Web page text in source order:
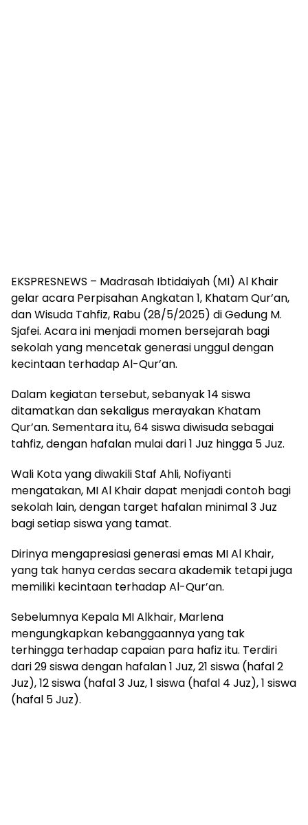
EKSPRESNEWS – Madrasah Ibtidaiyah (MI) Al Khair
gelar acara Perpisahan Angkatan 1, Khatam Qur’an,
dan Wisuda Tahfiz, Rabu (28/5/2025) di Gedung M.
Sjafei. Acara ini menjadi momen bersejarah bagi
sekolah yang mencetak generasi unggul dengan
kecintaan terhadap Al-Qur’an.
Dalam kegiatan tersebut, sebanyak 14 siswa
ditamatkan dan sekaligus merayakan Khatam
Qur’an. Sementara itu, 64 siswa diwisuda sebagai
tahfiz, dengan hafalan mulai dari 1 Juz hingga 5 Juz.
Wali Kota yang diwakili Staf Ahli, Nofiyanti
mengatakan, MI Al Khair dapat menjadi contoh bagi
sekolah lain, dengan target hafalan minimal 3 Juz
bagi setiap siswa yang tamat.
Dirinya mengapresiasi generasi emas MI Al Khair,
yang tak hanya cerdas secara akademik tetapi juga
memiliki kecintaan terhadap Al-Qur’an.
Sebelumnya Kepala MI Alkhair, Marlena
mengungkapkan kebanggaannya yang tak
terhingga terhadap capaian para hafiz itu. Terdiri
dari 29 siswa dengan hafalan 1 Juz, 21 siswa (hafal 2
Juz), 12 siswa (hafal 3 Juz, 1 siswa (hafal 4 Juz), 1 siswa
(hafal 5 Juz).